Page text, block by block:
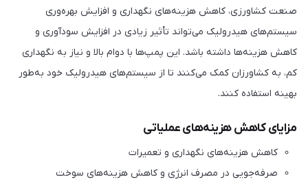
صنعت کشاورزی، کاهش هزینه‌های نگهداری و افزایش بهره‌وری
سیستم‌های هیدرولیک می‌تواند تأثیر زیادی در افزایش سودآوری و
کاهش هزینه‌ها داشته باشد. این پمپ‌ها با دوام بالا و نیاز به نگهداری
کم، به کشاورزان کمک می‌کنند تا از سیستم‌های هیدرولیک خود به‌طور
بهینه استفاده کنند.
مزایای کاهش هزینه‌های عملیاتی
کاهش هزینه‌های نگهداری و تعمیرات
صرفه‌جویی در مصرف انرژی و کاهش هزینه‌های سوخت